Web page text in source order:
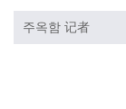
주옥함 记者